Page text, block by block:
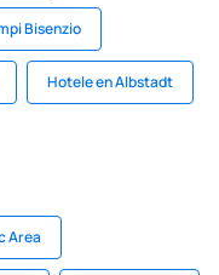
Bisenzio
Hotele en Albstadt
Area